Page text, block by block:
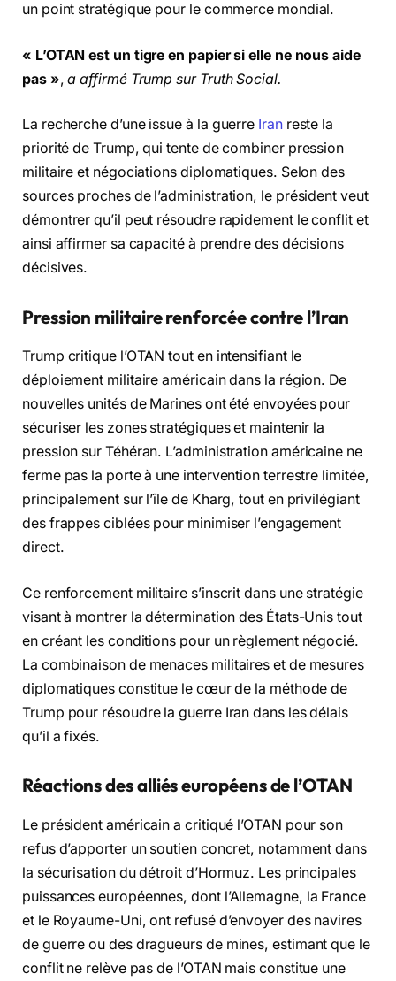
un point stratégique pour le commerce mondial.
« L’OTAN est un tigre en papier si elle ne nous aide
pas »,a affirmé Trump sur Truth Social.
La recherche d’une issue à la guerre Iranreste la
priorité de Trump, qui tente de combiner pression
militaire et négociations diplomatiques. Selon des
sources proches de l’administration, le président veut
démontrer qu’il peut résoudre rapidement le conflit et
ainsi affirmer sa capacité à prendre des décisions
décisives.
Pression militaire renforcée contre l’Iran
Trump critique l’OTAN tout en intensifiant le
déploiement militaire américain dans la région. De
nouvelles unités de Marines ont été envoyées pour
sécuriser les zones stratégiques et maintenir la
pression sur Téhéran. L’administration américaine ne
ferme pas la porte à une intervention terrestre limitée,
principalement sur l’île de Kharg, tout en privilégiant
des frappes ciblées pour minimiser l’engagement
direct.
Ce renforcement militaire s’inscrit dans une stratégie
visant à montrer la détermination des États-Unis tout
en créant les conditions pour un règlement négocié.
La combinaison de menaces militaires et de mesures
diplomatiques constitue le cœur de la méthode de
Trump pour résoudre la guerre Iran dans les délais
qu’il a fixés.
Réactions des alliés européens de l’OTAN
Le président américain a critiqué l’OTAN pour son
refus d’apporter un soutien concret, notamment dans
la sécurisation du détroit d’Hormuz. Les principales
puissances européennes, dont l’Allemagne, la France
et le Royaume-Uni, ont refusé d’envoyer des navires
de guerre ou des dragueurs de mines, estimant que le
conflit ne relève pas de l’OTAN mais constitue une